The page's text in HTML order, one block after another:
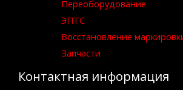
Переоборудование
ЭПТС
Восстановление
Запчасти
Контактная информация